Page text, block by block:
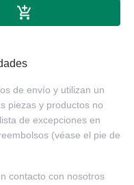
de envío y utilizan un
piezas y productos no
de excepciones en
(véase el pie de
contacto con nosotros